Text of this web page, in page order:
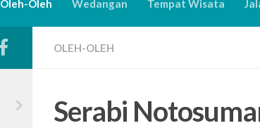
Oleh-Oleh Wedangan Tempat Wisata
OLEH-OLEH
Serabi